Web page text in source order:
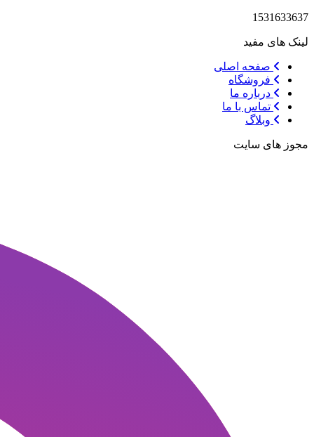
1531633637
لینک های مفید
صفحه اصلی
فروشگاه
درباره ما
تماس با ما
وبلاگ
مجوز های سایت